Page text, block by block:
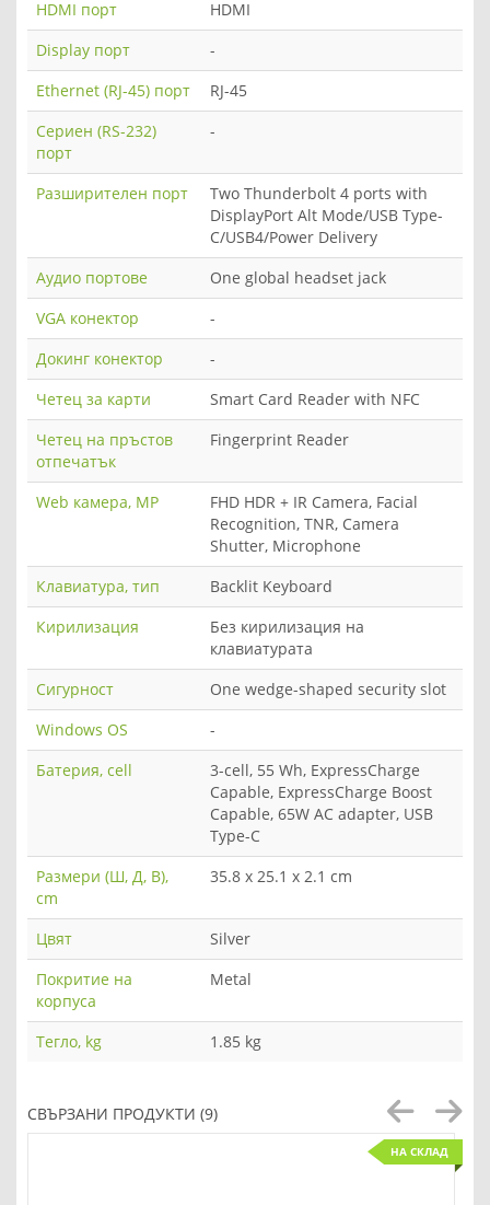
HDMI порт
HDMI
Display порт
-
Ethernet (RJ-45) порт
RJ-45
Сериен (RS-232)
порт
-
Разширителен порт
Two Thunderbolt 4 ports with
DisplayPort Alt Mode/USB Type-
C/USB4/Power Delivery
Аудио портове
One global headset jack
VGA конектор
-
Докинг конектор
-
Четец за карти
Smart Card Reader with NFC
Четец на пръстов
отпечатък
Fingerprint Reader
Web камера, MP
FHD HDR + IR Camera, Facial
Recognition, TNR, Camera
Shutter, Microphone
Клавиатура, тип
Backlit Keyboard
Кирилизация
Без кирилизация на
клавиатурата
Сигурност
One wedge-shaped security slot
Windows OS
-
Батерия, cell
3-cell, 55 Wh, ExpressCharge
Capable, ExpressCharge Boost
Capable, 65W AC adapter, USB
Type-C
Размери (Ш, Д, В),
cm
35.8 x 25.1 x 2.1 cm
Цвят
Silver
Покритие на
корпуса
Metal
Тегло, kg 1.85 kg
СВЪРЗАНИ ПРОДУКТИ (9)
НА СКЛАД